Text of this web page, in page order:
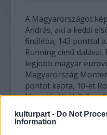
kulturpart - Do Not
Information
A Magyarországot
András, aki a keddi
fináléba, 143 ponttal
Running című dalával.
legjobb magyar
Magyarország
pontot kapta, 10-et
Macedóniától, 8-8-at